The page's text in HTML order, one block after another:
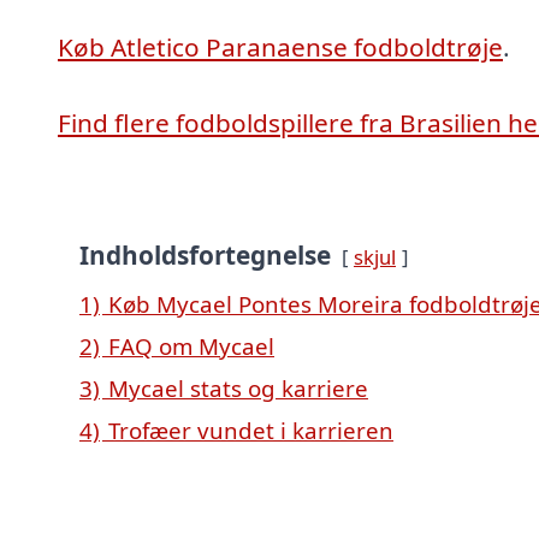
Køb Atletico Paranaense fodboldtrøje.
Find flere fodboldspillere fra Brasilien
Indholdsfortegnelse skjul
1) Køb Mycael Pontes Moreira
2) FAQ om Mycael
3) Mycael stats og karriere
4) Trofæer vundet i karrieren